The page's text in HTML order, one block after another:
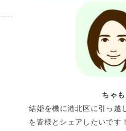
ちゃも
結婚を機に港北区に引っ越
を皆様とシェアしたいです！